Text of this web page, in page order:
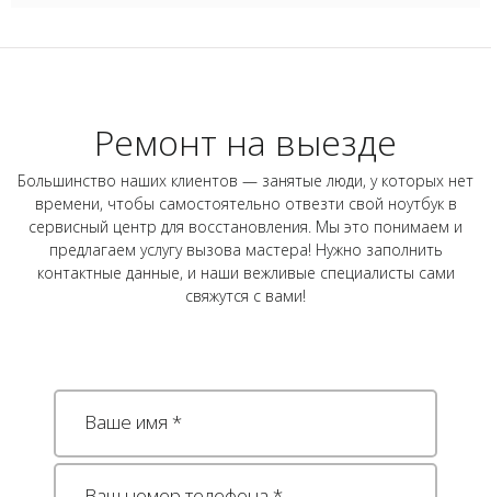
Ремонт на выезде
Большинство наших клиентов — занятые люди, у которых нет
времени, чтобы самостоятельно отвезти свой ноутбук в
сервисный центр для восстановления. Мы это понимаем и
предлагаем услугу вызова мастера! Нужно заполнить
контактные данные, и наши вежливые специалисты сами
свяжутся с вами!